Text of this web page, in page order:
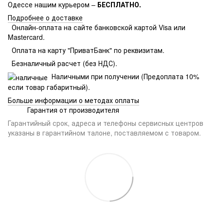
Одессе нашим курьером – БЕСПЛАТНО.
Подробнее о доставке
Онлайн-оплата на сайте банковской картой Visa или
Mastercard.
Оплата на карту "ПриватБанк" по реквизитам.
Безналичный расчет (без НДС).
Наличными при получении (Предоплата 10%
если товар габаритный).
Больше информации о методах оплаты
Гарантия от производителя
Гарантийный срок, адреса и телефоны сервисных центров
указаны в гарантийном талоне, поставляемом с товаром.